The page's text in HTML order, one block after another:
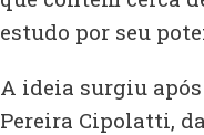
estudo por seu
A ideia surgiu
Pereira Cipolatti,